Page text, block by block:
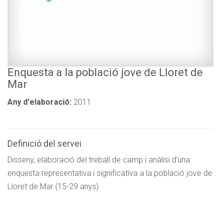
Enquesta a la població jove de Lloret de
Mar
Any d'elaboració: 2011
Definició del servei
Disseny, elaboració del treball de camp i anàlisi d’una
enquesta representativa i significativa a la població jove de
Lloret de Mar (15-29 anys)